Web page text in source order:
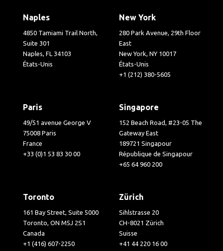
Naples
4850 Tamiami Trail North,
Suite 301
Naples, FL 34103
États-Unis
New York
280 Park Avenue, 29th Floor
East
New York, NY 10017
États-Unis
+1 (212) 380-5605
Paris
49/51 avenue George V
75008 Paris
France
+33 (0)1 53 83 30 00
Singapore
152 Beach Road, #23-05 The
Gateway East
189721 Singapour
République de Singapour
+65 64 960 200
Toronto
161 Bay Street, Suite 5000
Toronto, ON M5J 2S1
Canada
+1 (416) 607-2250
Zürich
Sihlstrasse 20
CH-8021 Zürich
Suisse
+41 44 220 16 00